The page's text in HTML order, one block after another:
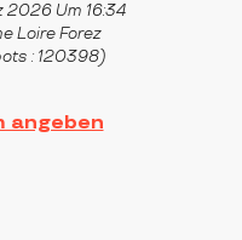
Um 16:34
Loire Forez
: 120398)
angeben